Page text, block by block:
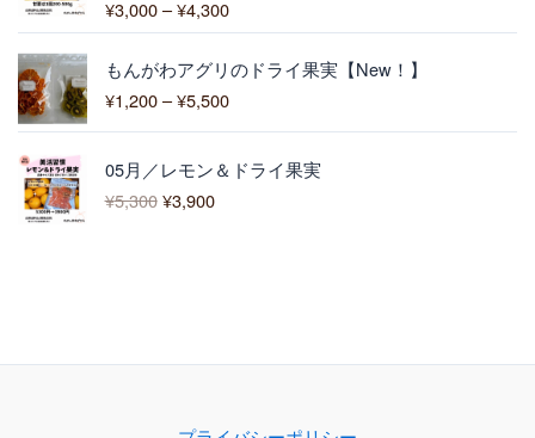
0
5段階中
5.00
¥3,000 –¥4,300:
3
,
0
もんがわアグリのドライ果実【New！】
¥1,200 –¥5,500
格
帯
:
1
5
05月／レモン＆ドライ果実
¥5,300
元
の
価
3
¥3,900
現
在
の
,